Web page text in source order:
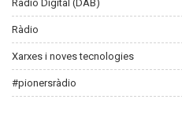
Radio Digital (DAB)
Ràdio
Xarxes i noves tecnologies
#pionersràdio